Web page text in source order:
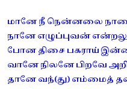
மானே நீ நென்னலை
நானே எழுப்புவன்
போன திசை பகராய்
வானே நிலனே பிறவே
தானே வந்(து) எம்மைத்